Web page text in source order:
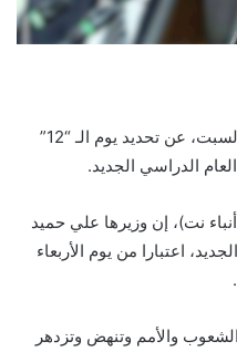
أعلنت وزارة التربية العراقية، اليوم السبت، عن تحديد يوم الـ “12”
الدراسي الجديد.
نت)، إن وزيرها علي حميد
اعتبارا من يوم الأربعاء
والأمم وتنهض وتزدهر